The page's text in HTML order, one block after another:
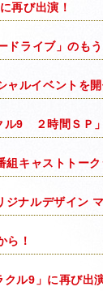
再び出演！
ライブ」のも
ャルイベントを開
ル9 ２時間ＳＰ
組キャストトー
ナルデザイン
ら！
ル9」に再び出